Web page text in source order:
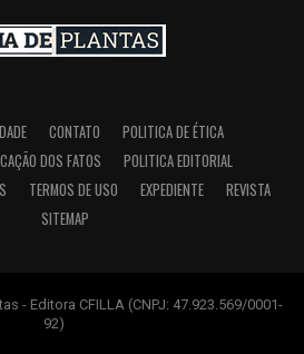
CONTATO
POLITICA DE ÉTICA
DOS FATOS
POLITICA EDITORIAL
TERMOS DE USO EXPEDIENTE
REVISTA
SITEMAP
- Editora CFILLA (CNPJ: 47.923.569/0001-
92)